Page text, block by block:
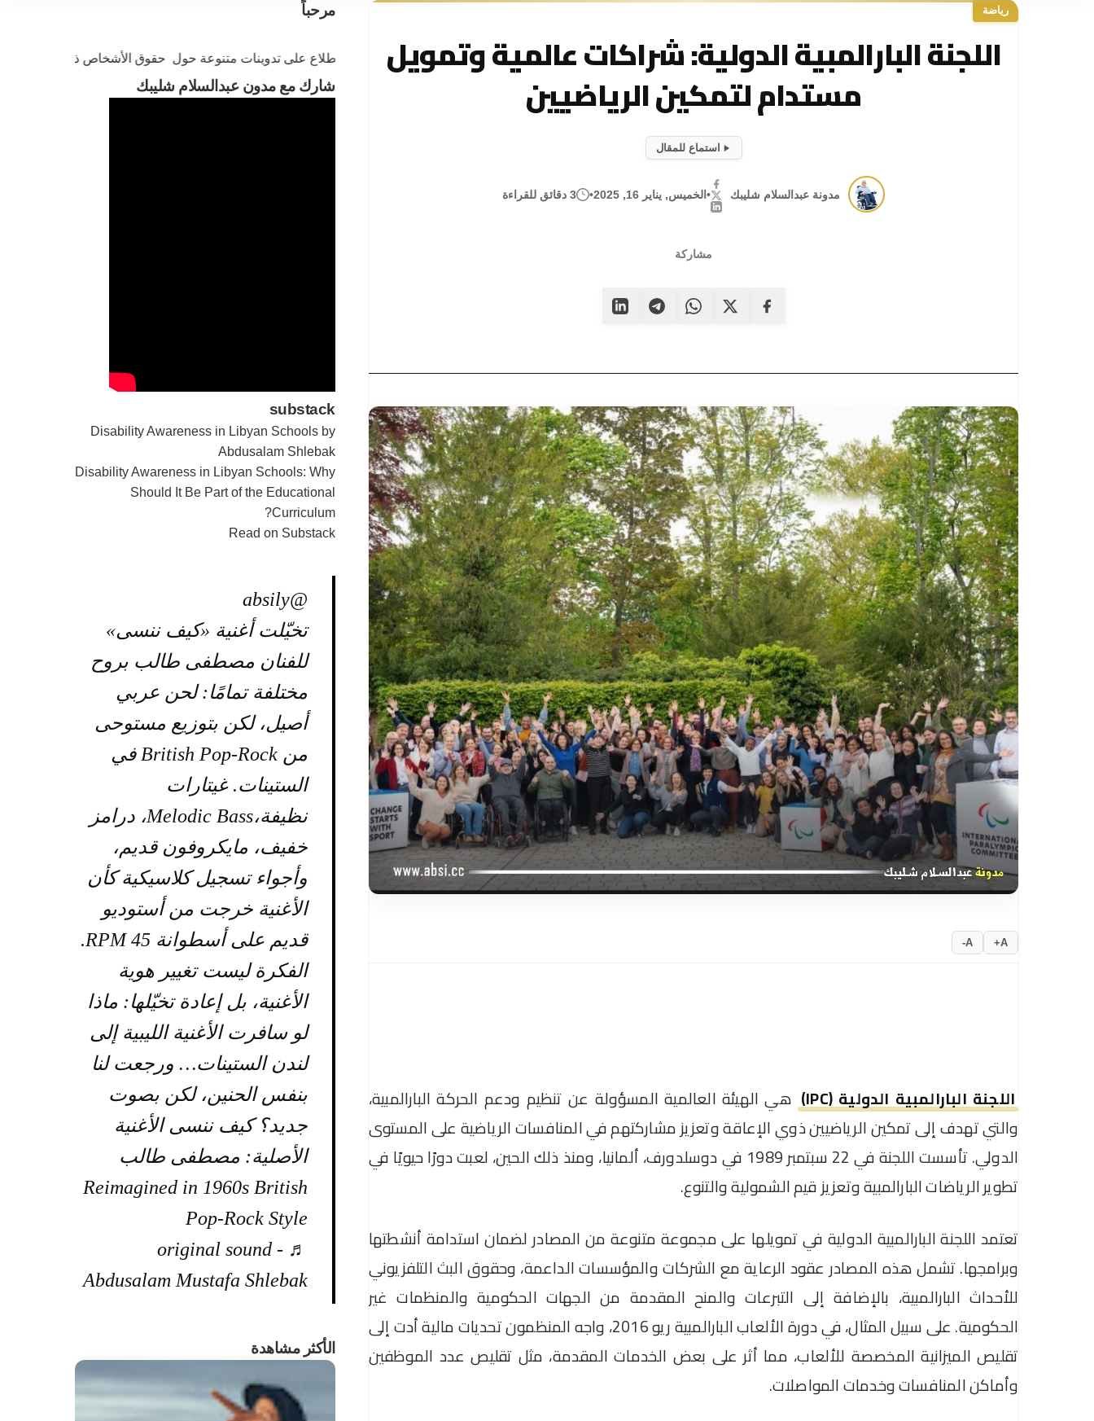
رياضة
اللجنة البارالمبية الدولية: شراكات عالمية وتمويل
مستدام لتمكين الرياضيين
استماع للمقال
مدونة عبدالسلام شليبك •الخميس, يناير 16, 2025 • 3 دقائق للقراءة
مشاركة
A+
A-
اللجنة البارالمبية الدولية (IPC)
هي الهيئة العالمية المسؤولة عن تنظيم ودعم الحركة البارالمبية،
والتي تهدف إلى تمكين الرياضيين ذوي الإعاقة وتعزيز مشاركتهم في المنافسات الرياضية على المستوى
الدولي. تأسست اللجنة في 22 سبتمبر 1989 في دوسلدورف، ألمانيا، ومنذ ذلك الحين، لعبت دورًا حيويًا في
تطوير الرياضات البارالمبية وتعزيز قيم الشمولية والتنوع.
تعتمد اللجنة البارالمبية الدولية في تمويلها على مجموعة متنوعة من المصادر لضمان استدامة أنشطتها
وبرامجها. تشمل هذه المصادر عقود الرعاية مع الشركات والمؤسسات الداعمة، وحقوق البث التلفزيوني
للأحداث البارالمبية، بالإضافة إلى التبرعات والمنح المقدمة من الجهات الحكومية والمنظمات غير
الحكومية. على سبيل المثال، في دورة الألعاب البارالمبية ريو 2016، واجه المنظمون تحديات مالية أدت إلى
تقليص الميزانية المخصصة للألعاب، مما أثر على بعض الخدمات المقدمة، مثل تقليص عدد الموظفين
وأماكن المنافسات وخدمات المواصلات.
مرحباً
مرحباً بكم في مدونتي، حيث يمكنك الاطلاع على تدوينات متنوعة حول حقوق الأشخاص ذوي الإعاقة
شارك مع مدون عبدالسلام شليبك
substack
Disability Awareness in Libyan Schools by
Abdusalam Shlebak
Disability Awareness in Libyan Schools: Why
Should It Be Part of the Educational
Curriculum?
Read on Substack
@absily
تخيّلت أغنية «كيف ننسى»
للفنان مصطفى طالب بروح
مختلفة تمامًا: لحن عربي
أصيل، لكن بتوزيع مستوحى
من British Pop-Rock في
الستينات. غيتارات
نظيفة،Melodic Bass، درامز
خفيف، مايكروفون قديم،
وأجواء تسجيل كلاسيكية كأن
الأغنية خرجت من أستوديو
قديم على أسطوانة 45 RPM.
الفكرة ليست تغيير هوية
الأغنية، بل إعادة تخيّلها: ماذا
لو سافرت الأغنية الليبية إلى
لندن الستينات… ورجعت لنا
بنفس الحنين، لكن بصوت
جديد؟ كيف ننسى الأغنية
الأصلية: مصطفى طالب
Reimagined in 1960s British
Pop-Rock Style
♬ original sound -
Abdusalam Mustafa Shlebak
الأكثر مشاهدة